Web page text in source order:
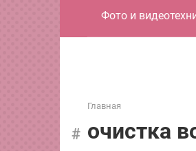
Фото и
Главная
очистка